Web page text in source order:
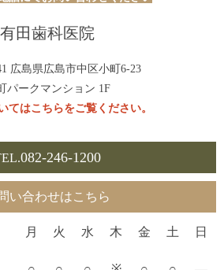
有田歯科医院
広島県広島市中区小町6-23
パークマンション 1F
てはこちらをご覧ください。
082-246-1200
い合わせはこちら
月 火 水 木 金 土 日